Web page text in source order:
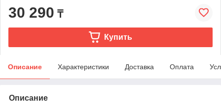
30 290 ₸
Купить
Описание Характеристики Доставка Оплата
Описание